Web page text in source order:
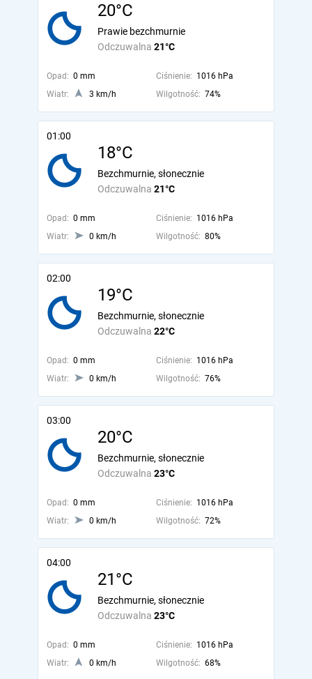
20°C
Odczuwalna 21°C
Prawie bezchmurnie
Opad: 0 mm Ciśnienie: 1016 hPa
Wiatr:
3 km/h Wilgotność: 74%
01:00
18°C
Odczuwalna 21°C
Bezchmurnie, słonecznie
Opad: 0 mm Ciśnienie: 1016 hPa
Wiatr:
0 km/h Wilgotność: 80%
02:00
19°C
Odczuwalna 22°C
Bezchmurnie, słonecznie
Opad: 0 mm Ciśnienie: 1016 hPa
Wiatr:
0 km/h Wilgotność: 76%
03:00
20°C
Odczuwalna 23°C
Bezchmurnie, słonecznie
Opad: 0 mm Ciśnienie: 1016 hPa
Wiatr:
0 km/h Wilgotność: 72%
04:00
21°C
Odczuwalna 23°C
Bezchmurnie, słonecznie
Opad: 0 mm Ciśnienie: 1016 hPa
Wiatr:
0 km/h Wilgotność: 68%